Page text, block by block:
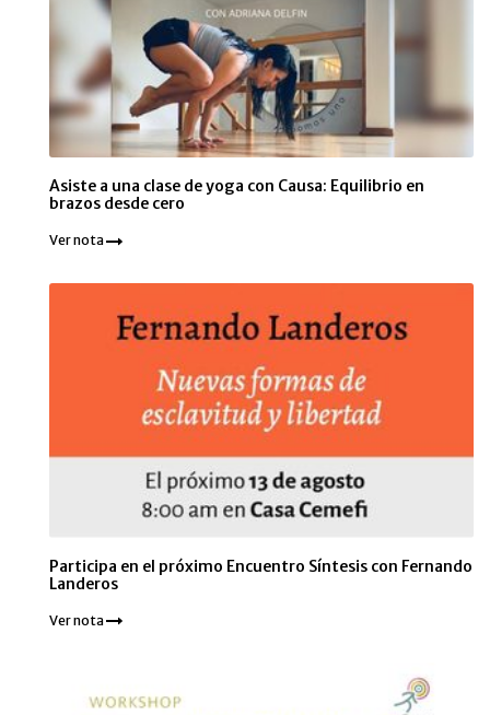
Asiste a una clase de yoga con Causa: Equilibrio en
brazos desde cero
Ver nota
Participa en el próximo Encuentro Síntesis con Fernando
Landeros
Ver nota